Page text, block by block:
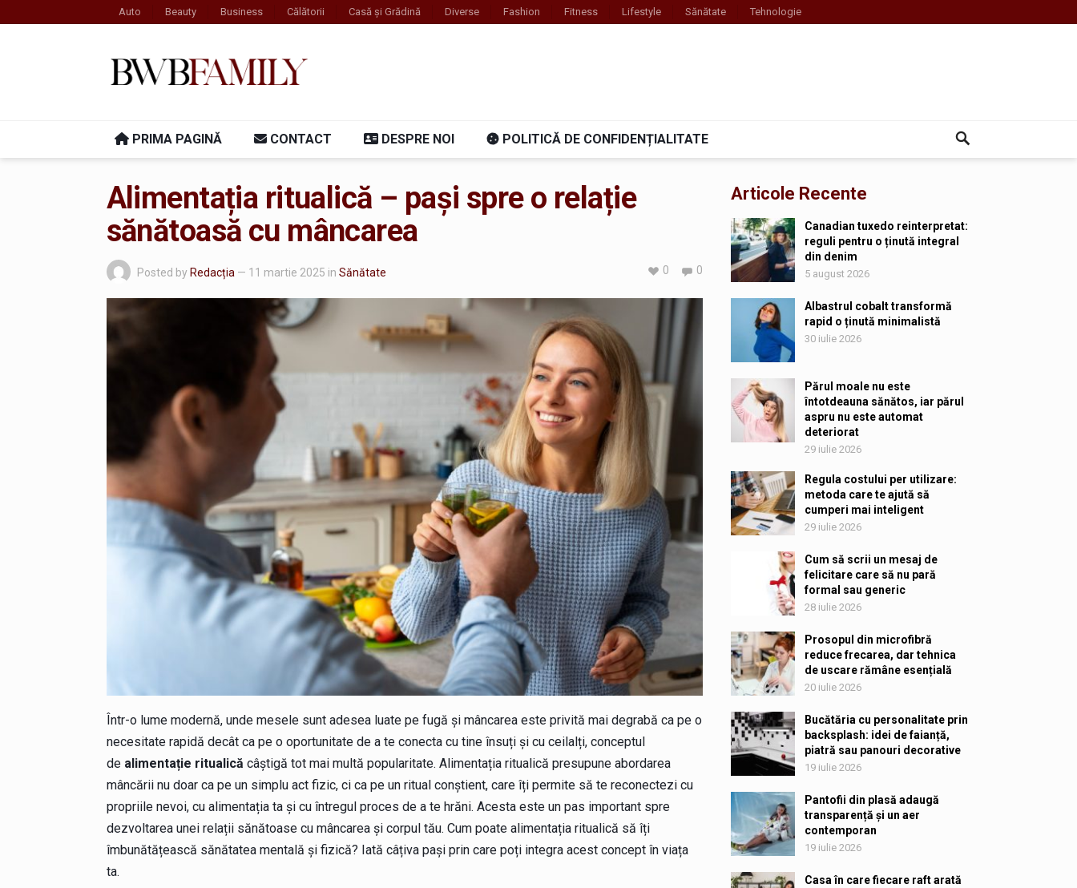
Auto Beauty Business Călătorii Casă și Grădină Diverse Fashion Fitness Lifestyle Sănătate Tehnologie
PRIMA PAGINĂ CONTACT DESPRE NOI POLITICĂ DE CONFIDENȚIALITATE
Alimentația ritualică – pași spre o relație
sănătoasă cu mâncarea
Posted by Redacția — 11 martie 2025 in Sănătate 0
0
Într-o lume modernă, unde mesele sunt adesea luate pe fugă și mâncarea este privită mai degrabă ca pe o
necesitate rapidă decât ca pe o oportunitate de a te conecta cu tine însuți și cu ceilalți, conceptul
de alimentație ritualică câștigă tot mai multă popularitate. Alimentația ritualică presupune abordarea
mâncării nu doar ca pe un simplu act fizic, ci ca pe un ritual conștient, care îți permite să te reconectezi cu
propriile nevoi, cu alimentația ta și cu întregul proces de a te hrăni. Acesta este un pas important spre
dezvoltarea unei relații sănătoase cu mâncarea și corpul tău. Cum poate alimentația ritualică să îți
îmbunătățească sănătatea mentală și fizică? Iată câțiva pași prin care poți integra acest concept în viața
ta.
Articole Recente
Canadian tuxedo reinterpretat:
reguli pentru o ținută integral
din denim
5 august 2026
Albastrul cobalt transformă
rapid o ținută minimalistă
30 iulie 2026
Părul moale nu este
întotdeauna sănătos, iar părul
aspru nu este automat
deteriorat
29 iulie 2026
Regula costului per utilizare:
metoda care te ajută să
cumperi mai inteligent
29 iulie 2026
Cum să scrii un mesaj de
felicitare care să nu pară
formal sau generic
28 iulie 2026
Prosopul din microfibră
reduce frecarea, dar tehnica
de uscare rămâne esențială
20 iulie 2026
Bucătăria cu personalitate prin
backsplash: idei de faianță,
piatră sau panouri decorative
19 iulie 2026
Pantofii din plasă adaugă
transparență și un aer
contemporan
19 iulie 2026
Casa în care fiecare raft arată